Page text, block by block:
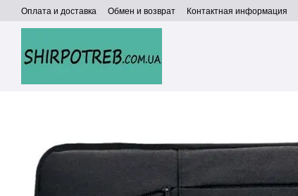
Перейти к основному контенту
Оплата и доставка Обмен и возврат Контактная информация